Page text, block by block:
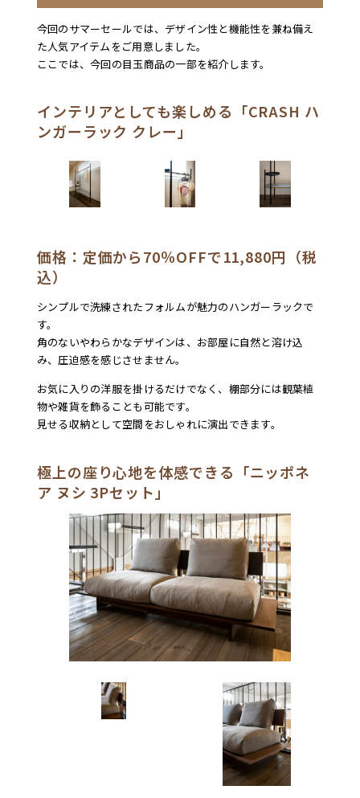
今回のサマーセールでは、デザイン性と機能性を兼ね備え
た人気アイテムをご用意しました。
ここでは、今回の目玉商品の一部を紹介します。
インテリアとしても楽しめる「CRASH ハ
ンガーラック クレー」
価格：定価から70％OFFで11,880円（税
込）
シンプルで洗練されたフォルムが魅力のハンガーラックで
す。
角のないやわらかなデザインは、お部屋に自然と溶け込
み、圧迫感を感じさせません。
お気に入りの洋服を掛けるだけでなく、棚部分には観葉植
物や雑貨を飾ることも可能です。
見せる収納として空間をおしゃれに演出できます。
極上の座り心地を体感できる「ニッポネ
ア ヌシ 3Pセット」